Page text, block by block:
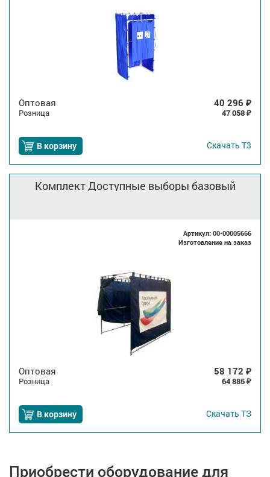
Оптовая 40 296 ₽
Розница 47 058 ₽
В корзину Скачать Т3
Комплект Доступные выборы базовый
Артикул: 00-00005666
Изготовление на заказ
Оптовая 58 172 ₽
Розница 64 885 ₽
В корзину Скачать ТЗ
Приобрести оборудование для